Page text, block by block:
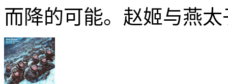
而降的可能。赵姬与燕